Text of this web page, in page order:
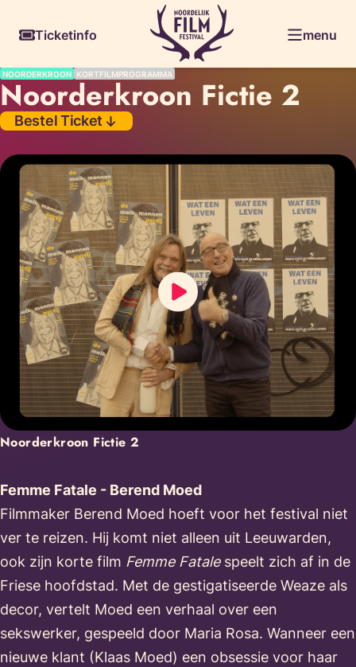
Ticketinfo
menu
NOORDERKROON KORTFILMPROGRAMMA
Noorderkroon Fictie 2
Bestel Ticket
Noorderkroon Fictie 2
Femme Fatale - Berend Moed
Filmmaker Berend Moed hoeft voor het festival niet
ver te reizen. Hij komt niet alleen uit Leeuwarden,
ook zijn korte film Femme Fatalespeelt zich af in de
Friese hoofdstad. Met de gestigatiseerde Weaze als
decor, vertelt Moed een verhaal over een
sekswerker, gespeeld door Maria Rosa. Wanneer een
nieuwe klant (Klaas Moed) een obsessie voor haar